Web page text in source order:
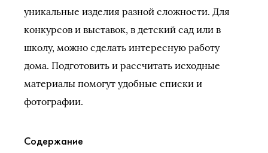
уникальные изделия разной сложности. Для
конкурсов и выставок, в детский сад или в
школу, можно сделать интересную работу
дома. Подготовить и рассчитать исходные
материалы помогут удобные списки и
фотографии.
Содержание